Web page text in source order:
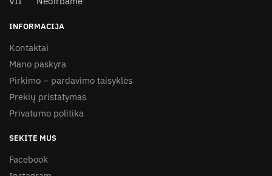
INFORMACIJA
Kontaktai
Mano paskyra
Pirkimo – pardavimo taisyklės
Prekių pristatymas
Privatumo politika
SEKITE MUS
Facebook